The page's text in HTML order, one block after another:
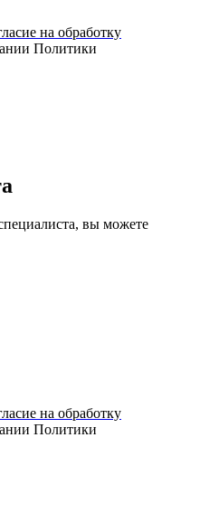
на обработку
Политики
вы можете
на обработку
Политики